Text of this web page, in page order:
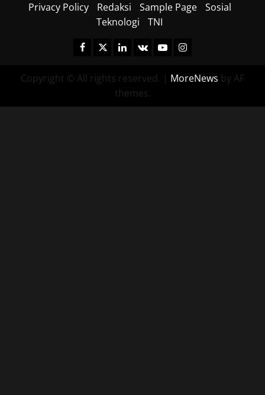
Privacy Policy
Redaksi Sample Page
Sosial
Teknologi
TNI
Facebook
TwitterLinkedin
VK YoutubeInstagram
Copyright © All rights reserved. | MoreNews by AF
themes.